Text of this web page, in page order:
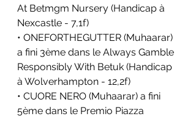
At Betmgm Nursery (Handicap à
Nexcastle - 7,1f)
• ONEFORTHEGUTTER (Muhaarar)
a fini 3ème dans le Always Gamble
Responsibly With Betuk (Handicap
à Wolverhampton - 12,2f)
• CUORE NERO (Muhaarar) a fini
5ème dans le Premio Piazza